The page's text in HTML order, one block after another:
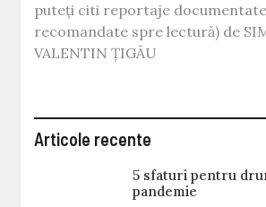
puteți citi reportaje
recomandate spre lectură) de
VALENTIN ȚIGĂU
Articole recente
5 sfaturi pentru
pandemie